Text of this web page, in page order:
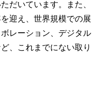
だいています。また、
迎え、世界規模での展
レーション、デジタル
、これまでにない取り